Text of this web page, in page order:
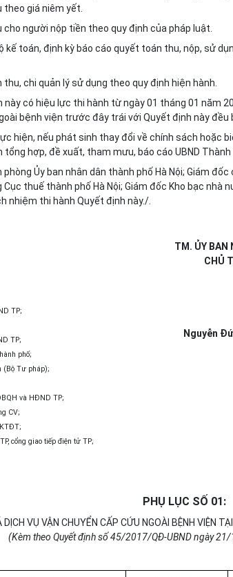
giá niêm yết.
người nộp tiền theo quy định của pháp luật.
kế toán, định kỳ báo cáo quyết toán thu, nộp, sử
thu, chi quản lý sử dụng theo quy định hiện hành.
này có hiệu lực thi hành từ ngày 01 tháng 01 năm
bệnh viện trước đây trái với Quyết định này đều
hiện, nếu phát sinh thay đổi về chính sách hoặc
tổng hợp, đề xuất, tham mưu, báo cáo UBND
phòng Ủy ban nhân dân thành phố Hà Nội; Giám
thuế thành phố Hà Nội; Giám đốc Kho bạc nhà n
nhiệm thi hành Quyết định này./
TP;
TP;
phố;
(Bộ Tư pháp);
và HĐND TP;
CV;
cổng giao tiếp điện tử TP;
TM. ỦY BAN
CHỦ
Nguyễn
PHỤ LỤC SỐ 01:
DỊCH VỤ VẬN CHUYỂN CẤP CỨU NGOÀI BỆNH VIỆN
(Kèm theo Quyết định số45/2017/QĐ-UBND ngày21/